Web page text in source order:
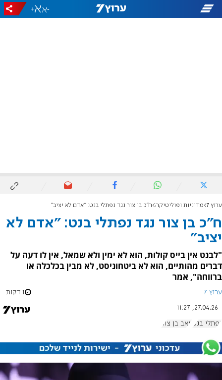
-
+
ערוץ 7 מדיניות ופוליטיקה ח"כ בן צור נגד נפתלי בנט: "אדם לא יציב"
ח"כ בן צור נגד נפתלי בנט: "אדם לא
יציב"
"לבנט אין בייס קולות, הוא לא ימין ולא שמאל, אין לו דעה על
דברים מהותיים, הוא לא ביטחוניסט, לא מבין בכלכלה או
ברווחה", אמר
ערוץ 7 1 דקות
27.04.26, 11:27
נפתלי בנט יואב בן צור